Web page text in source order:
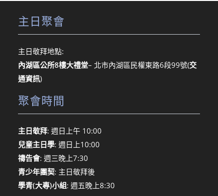
主日聚會
主日敬拜地點:
內湖區公所8樓大禮堂– 北市內湖區民權東路6段99號(交
通資訊)
聚會時間
主日敬拜: 週日上午 10:00
兒童主日學: 週日上10:00
禱告會: 週三晚上7:30
青少年團契: 主日敬拜後
學青(大專)小組: 週五晚上8:30